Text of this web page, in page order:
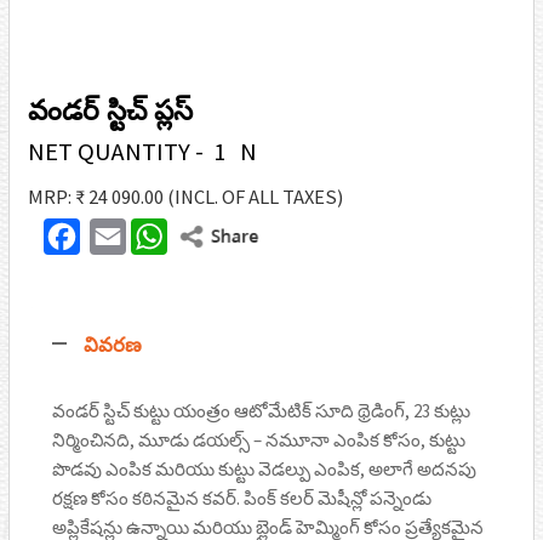
వండర్ స్టిచ్ ప్లస్
NET QUANTITY - 1 N
MRP: ₹ 24 090.00 (INCL. OF ALL TAXES)
F
e
b
o
o
k
T
i
t
e
r
E
i
l
W
s
A
p
p
వివరణ
వండర్ స్టిచ్ కుట్టు యంత్రం ఆటోమేటిక్ సూది థ్రెడింగ్, 23 కుట్లు
నిర్మించినది, మూడు డయల్స్ – నమూనా ఎంపిక కోసం, కుట్టు
పొడవు ఎంపిక మరియు కుట్టు వెడల్పు ఎంపిక, అలాగే అదనపు
రక్షణ కోసం కఠినమైన కవర్. పింక్ కలర్ మెషీన్లో పన్నెండు
అప్లికేషన్లు ఉన్నాయి మరియు బ్లైండ్ హెమ్మింగ్ కోసం ప్రత్యేకమైన